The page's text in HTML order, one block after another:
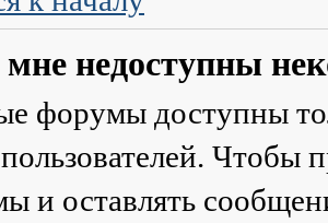
недоступны
форумы доступны
Чтобы
и оставлять